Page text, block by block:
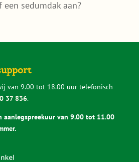
een sedumdak aan?
van 9.00 tot 18.00 uur telefonisch
37 836.
aanlegspreekuur van 9.00 tot 11.00